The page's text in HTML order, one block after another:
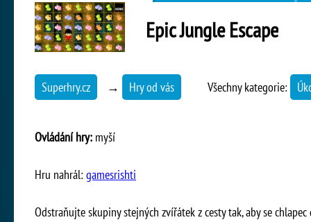
Epic Jungle Escape
Superhry.cz → Hry od vás Všechny kategorie:
Ovládání hry: myší
Hru nahrál: gamesrishti
Odstraňujte skupiny stejných zvířátek z cesty tak, aby se